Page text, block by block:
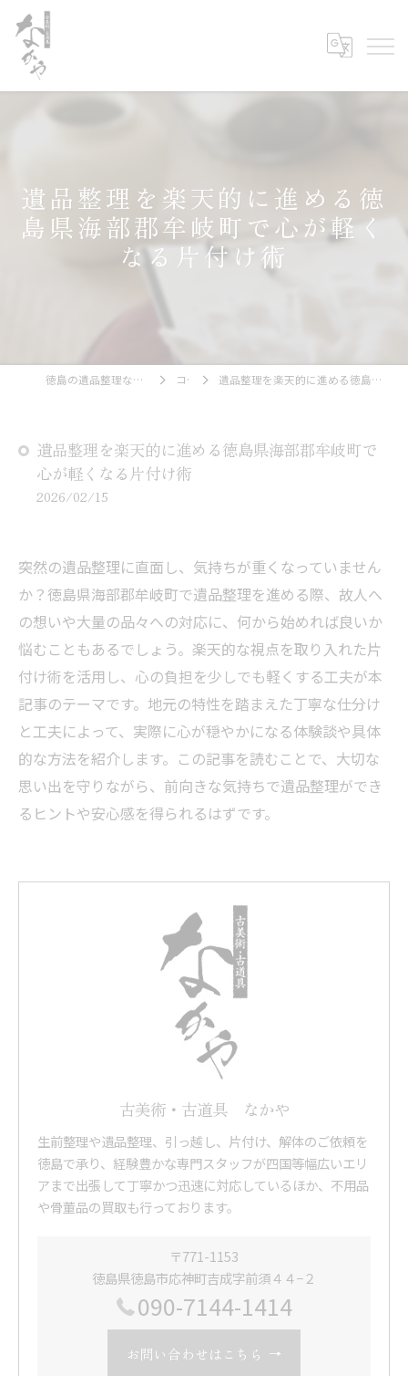
遺品整理を楽天的に進める徳
島県海部郡牟岐町で心が軽く
なる片付け術
徳島の遺品整理なら古美術・古道具 なかや コラム 遺品整理を楽天的に進める徳島県海部郡牟岐町で心が軽くなる片付け術
遺品整理を楽天的に進める徳島県海部郡牟岐町で
心が軽くなる片付け術
2026/02/15
突然の遺品整理に直面し、気持ちが重くなっていません
か？徳島県海部郡牟岐町で遺品整理を進める際、故人へ
の想いや大量の品々への対応に、何から始めれば良いか
悩むこともあるでしょう。楽天的な視点を取り入れた片
付け術を活用し、心の負担を少しでも軽くする工夫が本
記事のテーマです。地元の特性を踏まえた丁寧な仕分け
と工夫によって、実際に心が穏やかになる体験談や具体
的な方法を紹介します。この記事を読むことで、大切な
思い出を守りながら、前向きな気持ちで遺品整理ができ
るヒントや安心感を得られるはずです。
古美術・古道具 なかや
生前整理や遺品整理、引っ越し、片付け、解体のご依頼を
徳島で承り、経験豊かな専門スタッフが四国等幅広いエリ
アまで出張して丁寧かつ迅速に対応しているほか、不用品
や骨董品の買取も行っております。
〒771-1153
徳島県徳島市応神町吉成字前須４４−２
090-7144-1414
お問い合わせはこちら